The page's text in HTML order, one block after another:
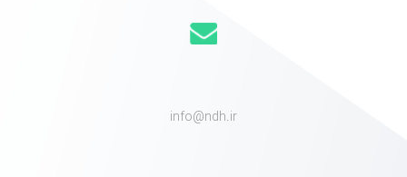
info@ndh.ir